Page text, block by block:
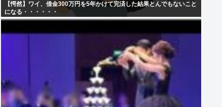
【愕然】ワイ、借金300万円を5年かけて完済した結果とんでもないこと
になる・・・・・・